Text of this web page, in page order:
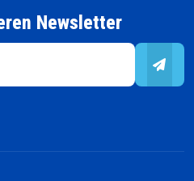
Newsletter